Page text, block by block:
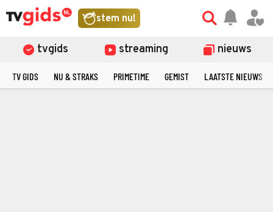
stem nu!
tvgids streaming nieuws
TV GIDS NU & STRAKS PRIMETIME GEMIST LAATSTE NIEUWS